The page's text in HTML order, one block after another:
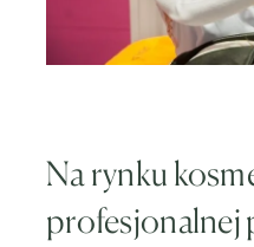
Na rynku
profesjonalnej